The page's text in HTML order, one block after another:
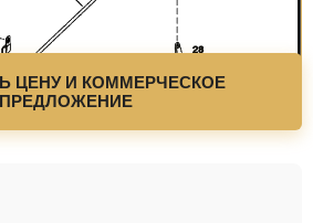
ЦЕНУ И КОММЕРЧЕСКОЕ
ПРЕДЛОЖЕНИЕ